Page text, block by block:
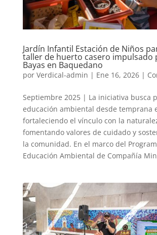
Jardín Infantil Estación de Niños
taller de huerto casero impulsado
Bayas en Baquedano
por Verdical-admin | Ene 16, 2026|
Septiembre 2025 | La iniciativa busca
educación ambiental desde temprana
fortaleciendo el vínculo con la
fomentando valores de cuidado y
la comunidad. En el marco del
Educación Ambiental de Compañía